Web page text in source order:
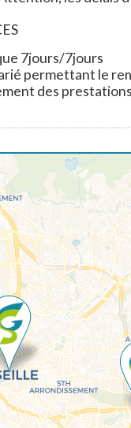
7jours/7jours
permettant le
des